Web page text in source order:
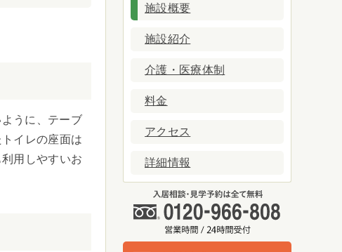
うに、テーブ
イレの座面は
用しやすいお
施設概要
施設紹介
介護・医療体制
料金
アクセス
詳細情報